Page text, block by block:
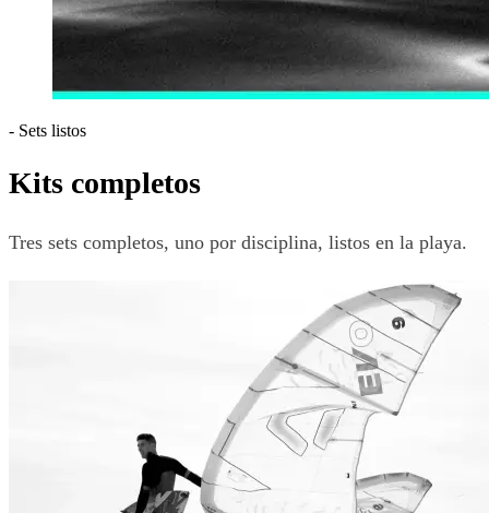
- Sets listos
Kits completos
Tres sets completos, uno por disciplina, listos en la playa.